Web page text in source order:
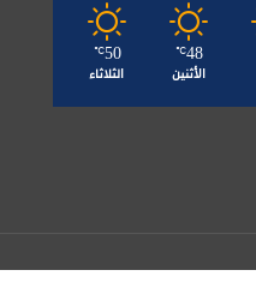
48
℃
الأثنين
50
℃
الثلاثاء